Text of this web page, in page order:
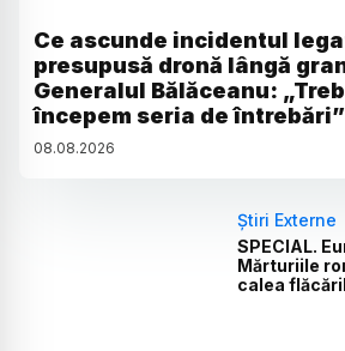
Ce ascunde incidentul
presupusă dronă lângă
Generalul Bălăceanu:
începem seria de întrebări”
08.08.2026
Știri Externe
SPECIAL.
Mărturiile
calea